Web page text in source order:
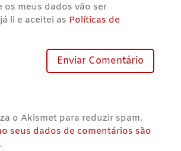
os meus dados vão ser
li e aceitei as Políticas de
o Akismet para reduzir spam.
seus dados de comentários são
.